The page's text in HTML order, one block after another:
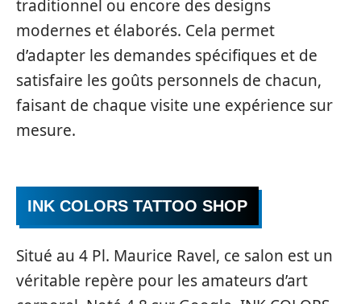
traditionnel ou encore des designs
modernes et élaborés. Cela permet
d’adapter les demandes spécifiques et de
satisfaire les goûts personnels de chacun,
faisant de chaque visite une expérience sur
mesure.
INK COLORS TATTOO SHOP
Situé au 4 Pl. Maurice Ravel, ce salon est un
véritable repère pour les amateurs d’art